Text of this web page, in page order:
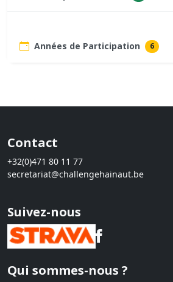
Années de Participation 6
Contact
+32(0)471 80 11 77
secretariat@challengehainaut.be
Suivez-nous
Qui sommes-nous ?